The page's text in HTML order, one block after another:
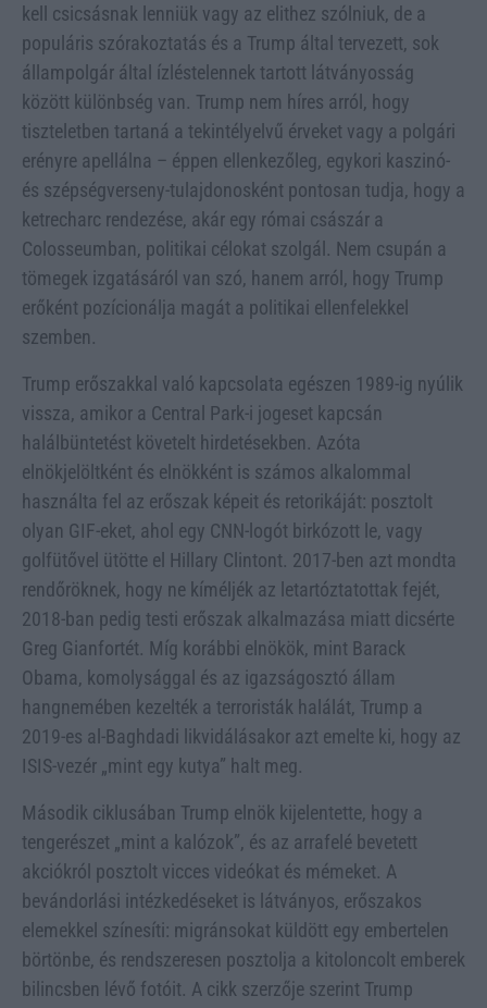
kell csicsásnak lenniük vagy az elithez szólniuk, de a
populáris szórakoztatás és a Trump által tervezett, sok
állampolgár által ízléstelennek tartott látványosság
között különbség van. Trump nem híres arról, hogy
tiszteletben tartaná a tekintélyelvű érveket vagy a polgári
erényre apellálna – éppen ellenkezőleg, egykori kaszinó-
és szépségverseny-tulajdonosként pontosan tudja, hogy a
ketrecharc rendezése, akár egy római császár a
Colosseumban, politikai célokat szolgál. Nem csupán a
tömegek izgatásáról van szó, hanem arról, hogy Trump
erőként pozícionálja magát a politikai ellenfelekkel
szemben.
Trump erőszakkal való kapcsolata egészen 1989-ig nyúlik
vissza, amikor a Central Park-i jogeset kapcsán
halálbüntetést követelt hirdetésekben. Azóta
elnökjelöltként és elnökként is számos alkalommal
használta fel az erőszak képeit és retorikáját: posztolt
olyan GIF-eket, ahol egy CNN-logót birkózott le, vagy
golfütővel ütötte el Hillary Clintont. 2017-ben azt mondta
rendőröknek, hogy ne kíméljék az letartóztatottak fejét,
2018-ban pedig testi erőszak alkalmazása miatt dicsérte
Greg Gianfortét. Míg korábbi elnökök, mint Barack
Obama, komolysággal és az igazságosztó állam
hangnemében kezelték a terroristák halálát, Trump a
2019-es al-Baghdadi likvidálásakor azt emelte ki, hogy az
ISIS-vezér „mint egy kutya” halt meg.
Második ciklusában Trump elnök kijelentette, hogy a
tengerészet „mint a kalózok”, és az arrafelé bevetett
akciókról posztolt vicces videókat és mémeket. A
bevándorlási intézkedéseket is látványos, erőszakos
elemekkel színesíti: migránsokat küldött egy embertelen
börtönbe, és rendszeresen posztolja a kitoloncolt emberek
bilincsben lévő fotóit. A cikk szerzője szerint Trump